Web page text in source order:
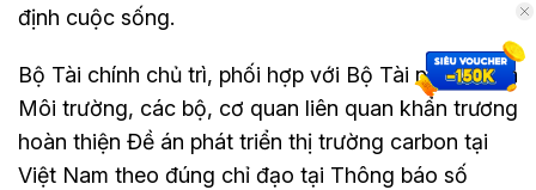
định cuộc sống.
Bộ Tài chính chủ trì, phối hợp với Bộ Tài nguyên và
Môi trường, các bộ, cơ quan liên quan khẩn trương
hoàn thiện Đề án phát triển thị trường carbon tại
Việt Nam theo đúng chỉ đạo tại Thông báo số